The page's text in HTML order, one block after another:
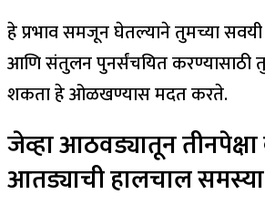
हे प्रभाव समजून घेतल्याने तुमच्या
आणि संतुलन पुनर्संचयित करण्यासाठी
शकता हे ओळखण्यास मदत करते.
जेव्हा आठवड्यातून
आतड्याची हालचाल